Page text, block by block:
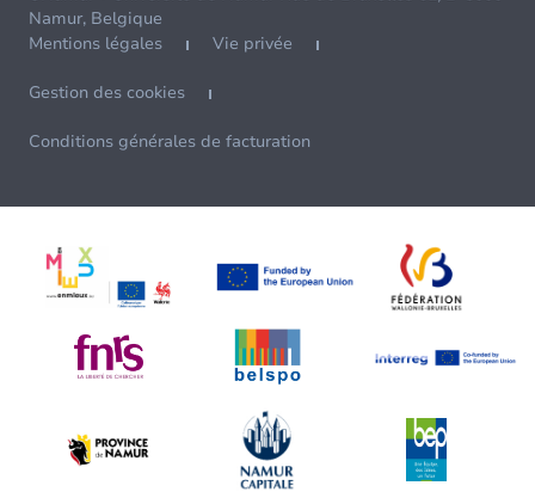
Namur, Belgique
Mentions légales
Vie privée
Gestion des cookies
Conditions générales de facturation